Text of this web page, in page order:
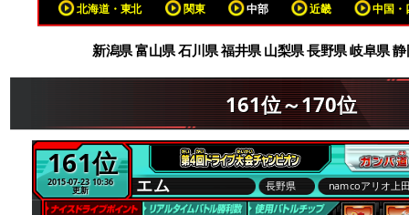
北海道・東北 関東 中部 近畿 中国・
新潟県 富山県 石川県 福井県 山梨県 長野県 岐阜県
161位～170位
161位
2015-07-23 10:36
更新 エム 長野県 namcoアリオ上